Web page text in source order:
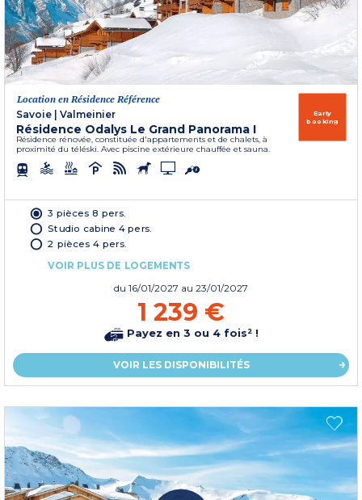
Location en Résidence Référence
Savoie | Valmeinier
Résidence Odalys Le Grand Panorama I
Résidence rénovée, constituée d'appartements et de chalets, à
proximité du téléski. Avec piscine extérieure chauffée et sauna.
Early
booking
3 pièces 8 pers.
Studio cabine 4 pers.
2 pièces 4 pers.
VOIR PLUS DE LOGEMENTS
du 16/01/2027 au 23/01/2027
1 239 €
Payez en 3 ou 4 fois² !
VOIR LES DISPONIBILITÉS